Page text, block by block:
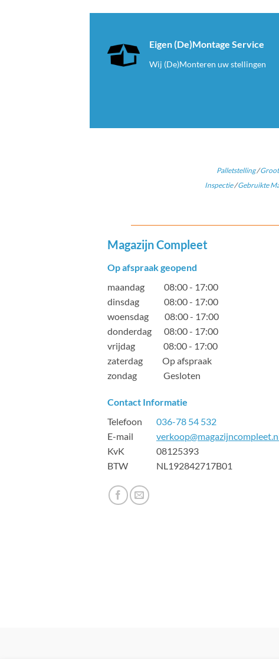
Eigen (De)Montage Service
Wij (De)Monteren uw stellingen
Palletstelling/
Inspectie/Gebruikte
Magazijn Compleet
Op afspraak geopend
maandag 08:00 - 17:00
dinsdag 08:00 - 17:00
woensdag 08:00 - 17:00
donderdag 08:00 - 17:00
vrijdag 08:00 - 17:00
zaterdag Op afspraak
zondag Gesloten
Contact Informatie
Telefoon 036-78 54 532
E-mail
KvK 08125393
BTW NL192842717B01